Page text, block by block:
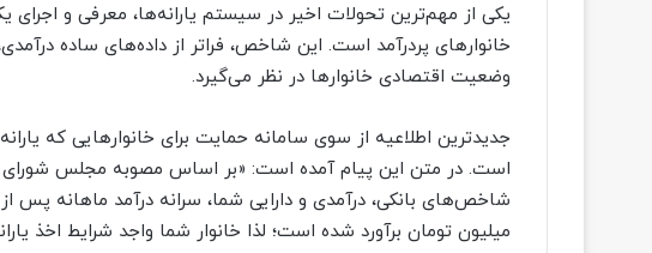
یکی از مهم‌ترین تحولات اخیر در سیستم یارانه‌ها، معرفی و
خانوارهای پردرآمد است. این شاخص، فراتر از داده‌های ساده
وضعیت اقتصادی خانوارها در نظر می‌گیرد.
جدیدترین اطلاعیه از سوی سامانه حمایت برای خانوارهایی که
است. در متن این پیام آمده است: «بر اساس مصوبه مجلس
میلیون تومان برآورد شده است؛ لذا خانوار شما واجد شرایط اخذ